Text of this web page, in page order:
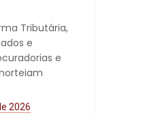
Tributária,
e
e
2026